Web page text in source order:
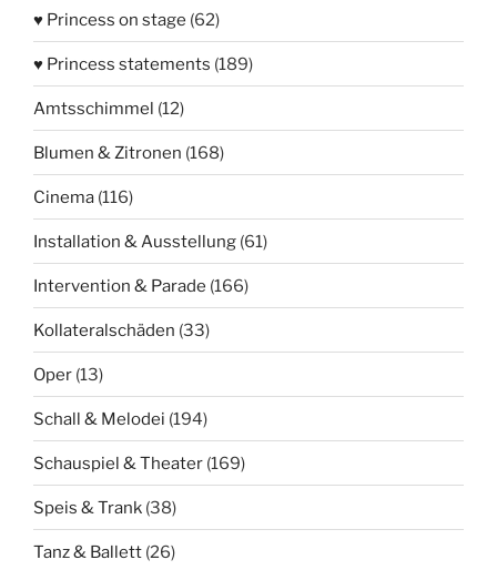
♥ Princess on stage (62)
♥ Princess statements (189)
Amtsschimmel (12)
Blumen & Zitronen (168)
Cinema (116)
Installation & Ausstellung (61)
Intervention & Parade (166)
Kollateralschäden (33)
Oper (13)
Schall & Melodei (194)
Schauspiel & Theater (169)
Speis & Trank (38)
Tanz & Ballett (26)